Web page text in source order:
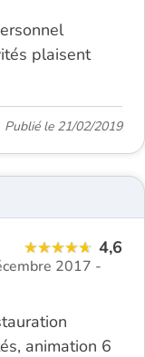
plaisent
Publié le 21/02/2019
4,6
2017 -
animation 6